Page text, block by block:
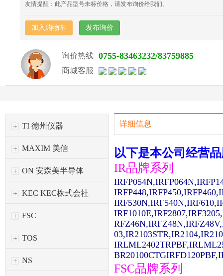
友情提醒：此产品型号未标价格，请发布询价给我们。
加入购物车 发布询价
询价热线 0755-83463232/83759885
商城客服
TI 德州仪器
MAXIM 美信
ON 安森美半导体
KEC KEC株式会社
FSC
TOS
NS
详细信息
以下是本公司经营
IR品牌系列
FSC品牌系列